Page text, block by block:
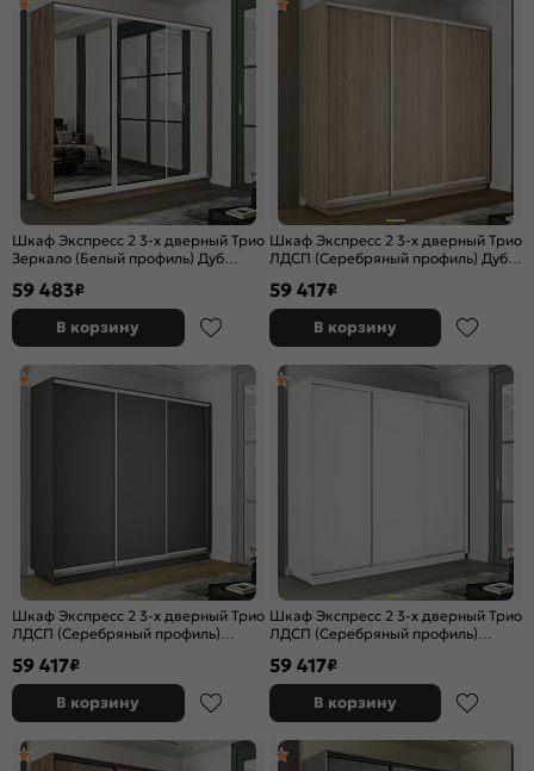
Шкаф Экспресс 2 3-х дверный Трио
Зеркало (Белый профиль) Дуб
59 483₽
В корзину
Шкаф Экспресс 2 3-х дверный Трио
ЛДСП (Серебряный профиль) Дуб
59 417₽
В корзину
Шкаф Экспресс 2 3-х дверный Трио
ЛДСП (Серебряный профиль)
59 417₽
В корзину
Шкаф Экспресс 2 3-х дверный Трио
ЛДСП (Серебряный профиль)
59 417₽
В корзину